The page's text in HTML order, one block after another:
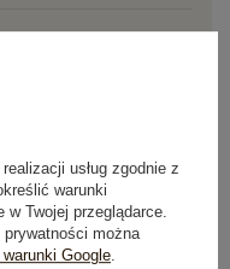
usług zgodnie z
warunki
w Twojej przeglądarce.
można
Google.